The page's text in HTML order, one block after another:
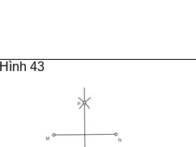
Hình 43